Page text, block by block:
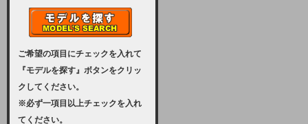
ん。
2023-08-31 (木)
【サーバーメンテナンス実施のお知
らせ】
2023年 9月10日（日曜日）午前8：
サーバーメンテナンスを実施いたし
ご希望の項目にチェックを入れて
『モデルを探す』ボタンをクリッ
クしてください。
※必ず一項目以上チェックを入れ
てください。